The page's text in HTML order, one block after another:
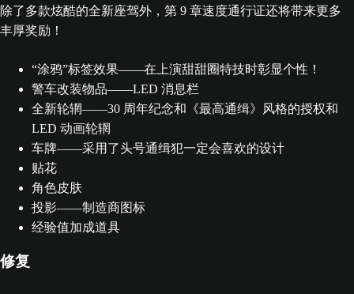
除了多款炫酷的全新座驾外，第 9 章速度通行证还将带来更多
丰厚奖励！
“涂鸦”标签效果——在上演甜甜圈特技时彰显个性！
警车改装物品——LED 消息栏
全新轮辋——30 周年纪念和《最高通缉》风格的授权和
LED 动画轮辋
车牌——采用了头号通缉犯一定会喜欢的设计
贴花
角色皮肤
投影——制造商图标
经验值加成道具
修复